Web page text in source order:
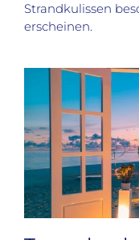
Strandkulissen
erscheinen.